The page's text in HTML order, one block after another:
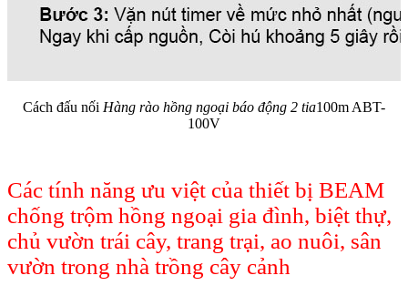
Cách đấu nối Hàng rào hồng ngoại báo động 2 tia100m ABT-
100V
Các tính năng ưu việt của thiết bị BEAM
chống trộm hồng ngoại gia đình, biệt thự,
chủ vườn trái cây, trang trại, ao nuôi, sân
vườn trong nhà trồng cây cảnh